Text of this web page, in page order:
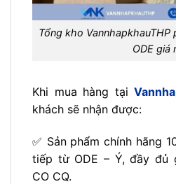
Tổng kho
ODE giá
Khi mua hàng tại
khách sẽ nhận được:
✅ Sản phẩm chính hãng
tiếp từ ODE – Ý, đầy đủ
CO CQ.